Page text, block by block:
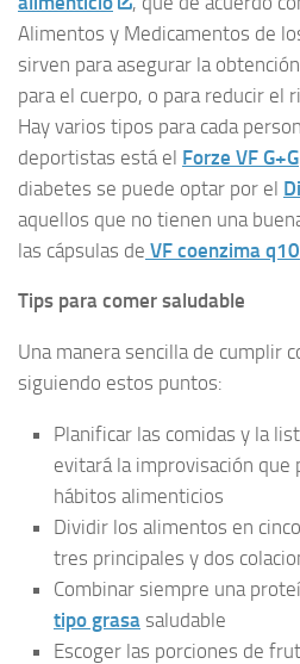
Alimentos y Medicamentos de
sirven para asegurar la
para el cuerpo, o para reducir el
Hay varios tipos para cada
deportistas está el Forze VF G+G
diabetes se puede optar por el
aquellos que no tienen una
las cápsulas de VF coenzima q10
Tips para comer saludable
Una manera sencilla de cumplir
siguiendo estos puntos:
Planificar las comidas y la
evitará la improvisación que
hábitos alimenticios
Dividir los alimentos en
tres principales y dos
Combinar siempre una
tipo grasa saludable
Escoger las porciones de